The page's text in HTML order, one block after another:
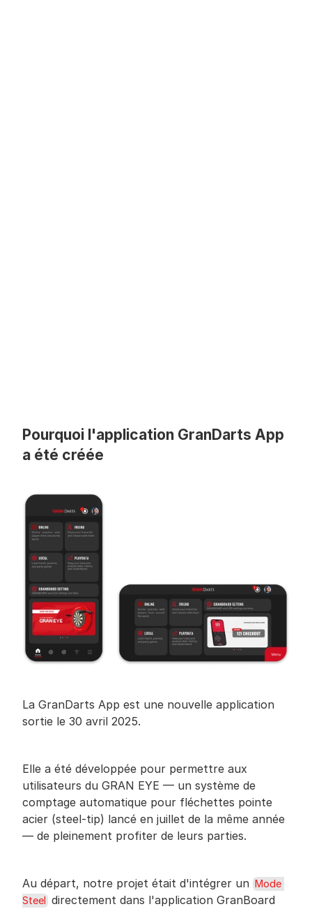
Pourquoi l'application GranDarts App
a été créée
La GranDarts App est une nouvelle application
sortie le 30 avril 2025.
Elle a été développée pour permettre aux
utilisateurs du GRAN EYE — un système de
comptage automatique pour fléchettes pointe
acier (steel-tip) lancé en juillet de la même année
— de pleinement profiter de leurs parties.
Au départ, notre projet était d'intégrer un Mode
Steel
directement dans l'application GranBoard